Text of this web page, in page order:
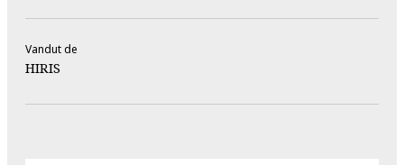
Vandut de
HIRIS